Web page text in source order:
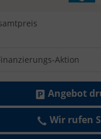
Aktion
Wir rufen
Angebot